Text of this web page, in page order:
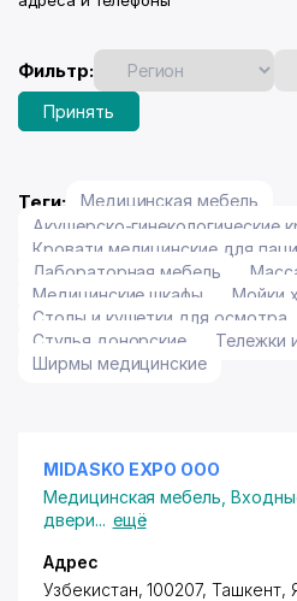
Фильтр:
Принять
Теги:
Медицинская мебель
Акушерско-гинекологические
Кровати медицинские для
Лабораторная мебель
Медицинские шкафы
Мойки
Столы и кушетки для осмотра
Стулья донорские
Тележки
Ширмы медицинские
MIDASKO EXPO ООО
Медицинская мебель ,
двери... ещё
Адрес
Узбекистан, 100207, Ташкент,